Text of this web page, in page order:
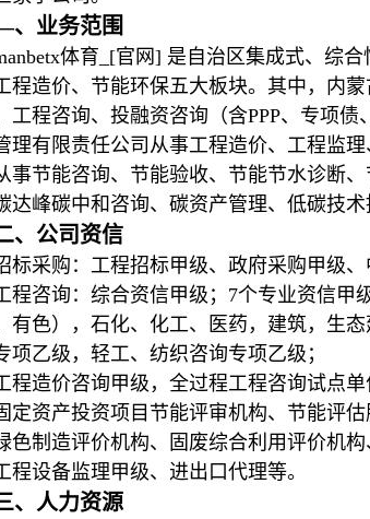
、业务范围
体育_[官网] 是自治区集成式、综
程造价、节能环保五大板块。其中，内
工程咨询、投融资咨询（含PPP、专项
理有限责任公司从事工程造价、工程监
事节能咨询、节能验收、节能节水诊断
达峰碳中和咨询、碳资产管理、低碳技术
、公司资信
标采购：工程招标甲级、政府采购甲级
程咨询：综合资信甲级；7个专业资信甲
有色），石化、化工、医药，建筑，生
项乙级，轻工、纺织咨询专项乙级；
程造价咨询甲级，全过程工程咨询试点单
定资产投资项目节能评审机构、节能评
色制造评价机构、固废综合利用评价机构
程设备监理甲级、进出口代理等。
、人力资源